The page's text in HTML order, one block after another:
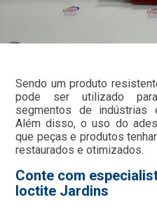
Sendo um produto
pode ser utilizado
segmentos de indústrias
Além disso, o uso do
que peças e produtos
restaurados e otimizados.
Conte com
loctite Jardins